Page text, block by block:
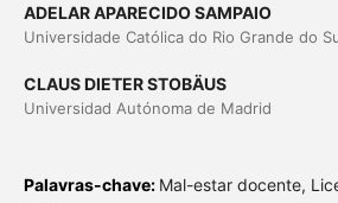
ADELAR APARECIDO SAMPAIO
Universidade Católica do Rio Grande do
CLAUS DIETER STOBÄUS
Universidad Autónoma de Madrid
Palavras-chave: Mal-estar docente,